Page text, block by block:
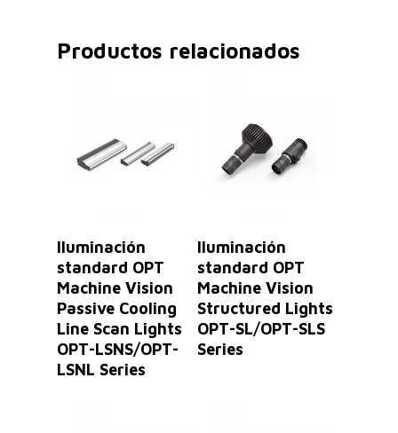
Productos relacionados
Iluminación
standard OPT
Machine Vision
Passive Cooling
Line Scan Lights
OPT-LSNS/OPT-
LSNL Series
Iluminación
standard OPT
Machine Vision
Structured Lights
OPT-SL/OPT-SLS
Series